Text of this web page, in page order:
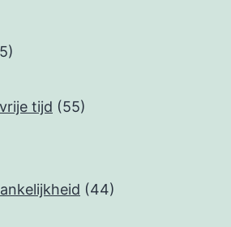
tijd (55)
(44)